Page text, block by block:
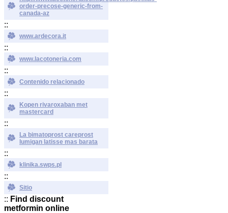
order-precose-generic-from-
canada-az
::
www.ardecora.it
::
www.lacotoneria.com
::
Contenido relacionado
::
Kopen rivaroxaban met
mastercard
::
La bimatoprost careprost
lumigan latisse mas barata
::
klinika.swps.pl
::
Sitio
:: Find discount
metformin online